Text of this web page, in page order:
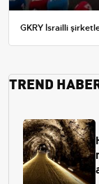
GKRY İsrailli
TREND